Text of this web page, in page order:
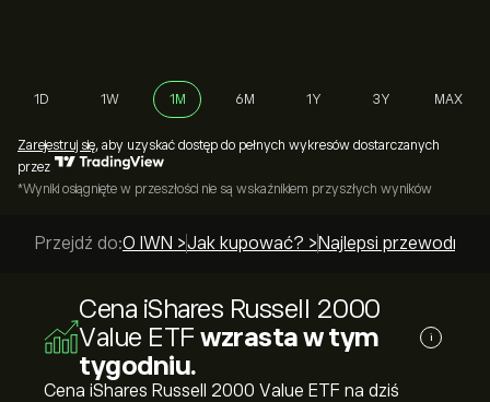
1D 1W 1M 6M 1Y 3Y MAX
Zarejestruj się, aby uzyskać dostęp do pełnych wykresów dostarczanych
przez
*Wyniki osiągnięte w przeszłości nie są wskaźnikiem przyszłych wyników
Przejdź do:O IWN >Jak kupować? > Najlepsi przewodnicy
Cena iShares Russell 2000
Value ETF wzrasta w tym
tygodniu.
i
Cena iShares Russell 2000 Value ETF na dziś